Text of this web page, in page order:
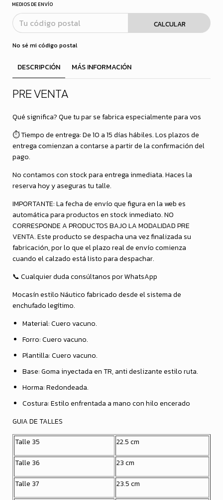
MEDIOS DE ENVÍO
CALCULAR
No sé mi código postal
DESCRIPCIÓN MÁS INFORMACIÓN
PRE VENTA
Qué significa? Que tu par se fabrica especialmente para vos
⏱️ Tiempo de entrega: De 10 a 15 días hábiles. Los plazos de
entrega comienzan a contarse a partir de la confirmación del
pago.
No contamos con stock para entrega inmediata. Haces la
reserva hoy y aseguras tu talle.
IMPORTANTE: La fecha de envío que figura en la web es
automática para productos en stock inmediato. NO
CORRESPONDE A PRODUCTOS BAJO LA MODALIDAD PRE
VENTA. Este producto se despacha una vez finalizada su
fabricación, por lo que el plazo real de envío comienza
cuando el calzado está listo para despachar.
📞 Cualquier duda consúltanos por WhatsApp
Mocasín estilo Náutico fabricado desde el sistema de
enchufado legítimo.
Material: Cuero vacuno.
Forro: Cuero vacuno.
Plantilla: Cuero vacuno.
Base: Goma inyectada en TR, anti deslizante estilo ruta.
Horma: Redondeada.
Costura: Estilo enfrentada a mano con hilo encerado
GUIA DE TALLES
Talle 35
22.5 cm
Talle 36
23 cm
Talle 37
23.5 cm